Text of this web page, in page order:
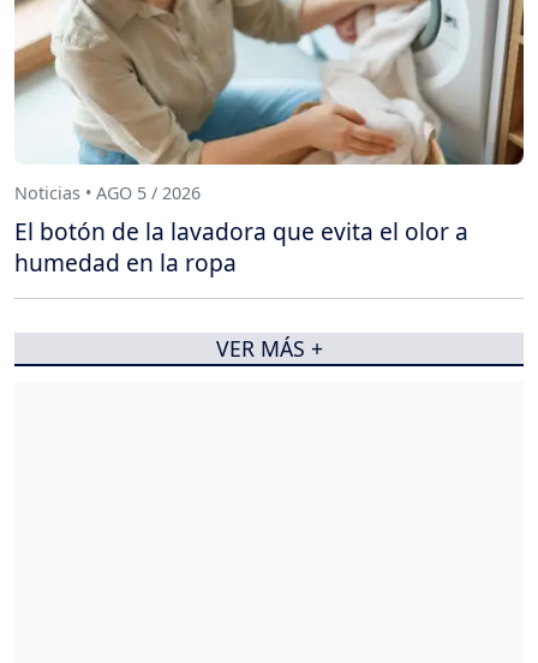
Noticias • AGO 5 / 2026
El botón de la lavadora que evita el olor a
humedad en la ropa
VER MÁS +